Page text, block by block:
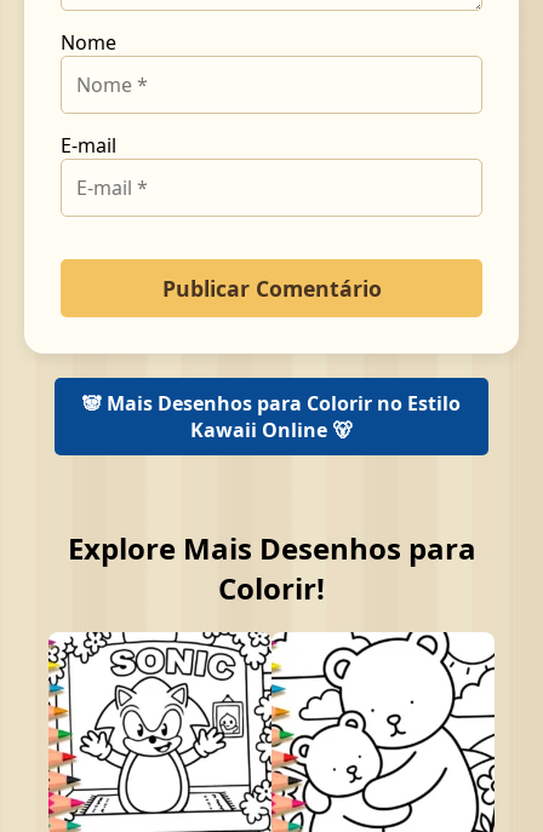
Nome
E-mail
🐼 Mais Desenhos para Colorir no Estilo
Kawaii Online 🐻
Explore Mais Desenhos para
Colorir!